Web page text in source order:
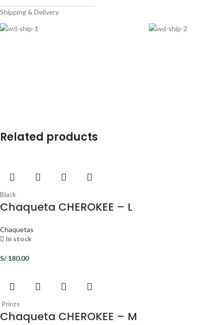
Shipping & Delivery
Related products
Black
Chaqueta CHEROKEE – L
Chaquetas
In stock
S/180.00
Prints
Chaqueta CHEROKEE – M